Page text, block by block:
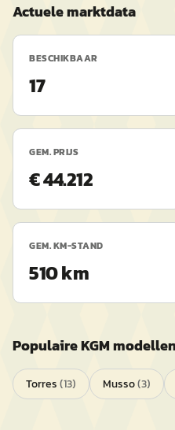
Actuele marktdata
BESCHIKBAAR
17
GEM. PRIJS
€ 44.212
GEM. KM-STAND
510 km
PopulaireKGM
Torres(13) Musso(3)